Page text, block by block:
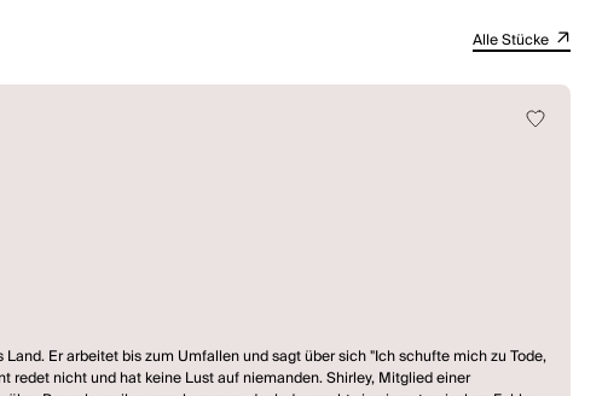
Alle Stücke
Er arbeitet bis zum Umfallen und sagt über sich "Ich schufte mich zu Tode,
redet nicht und hat keine Lust auf niemanden. Shirley, Mitglied einer